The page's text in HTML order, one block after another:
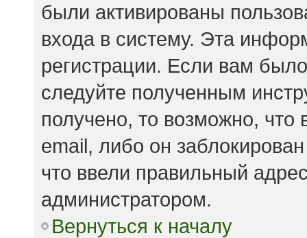
были активированы
входа в систему. Эта
регистрации. Если вам
следуйте полученным
получено, то возможно,
email, либо он
что ввели правильный
администратором.
Вернуться к началу